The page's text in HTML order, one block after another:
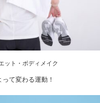
ット・ボディメイク
って変わる運動！